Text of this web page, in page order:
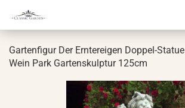
Gar­ten­fi­gur Der Ern­ter­ei­gen Doppel-​
Wein Park Gar­ten­skulp­tur 125cm